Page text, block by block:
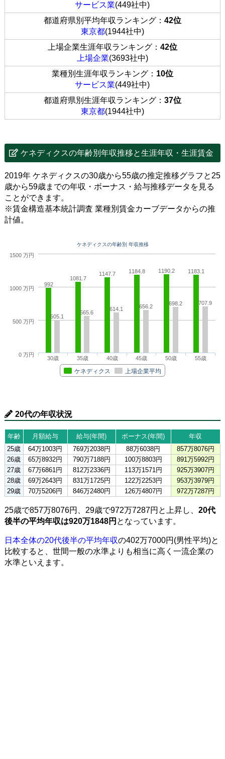
サービス業(449社中)
都道府県別平均年収ランキング： 42位
東京都(1944社中)
上場企業生涯年収ランキング： 42位
上場企業(3693社中)
業種別生涯年収ランキング： 10位
サービス業(449社中)
都道府県別生涯年収ランキング： 37位
東京都(1944社中)
ケネディクスの年齢別年収推移と生涯年収・生涯賃金
2019年 ケネディクスの30歳から55歳の推定推移グラフと25
歳から59歳までの年収・ボーナス・給与推移データを見る
ことができます。
※賃金構造基本統計調査 業種別賃金カーブデータからの推
計値。
ケネディクスの年齢別 年収推移
992
1081.7
1147.7 1184.8 1190.2 1183.1
505.1
565.6
614.1 656.2 698.2 707.9
ケネディクス 上場企業平均
30歳 35歳 40歳 45歳 50歳 55歳
0 万円
500 万円
1000 万円
1500 万円
20代の年収状況
年齢 月額給与 給与(年間) ボーナス(年間)
年収
25歳
64万1003円 769万2038円 88万6038円
857万8076円
26歳
65万8932円 790万7188円 100万8803円
891万5992円
27歳
67万6861円 812万2336円 113万1571円
925万3907円
28歳
69万2643円 831万1725円 122万2253円
953万3979円
29歳
70万5206円 846万2480円 126万4807円 972万7287円
25歳で857万8076円、29歳で972万7287円と上昇し、 20代
後半の平均年収は920万1848円 となっています。
日本全体の20代後半の平均年収の402万7000円(男性平均)と
比較すると、世間一般の水準よりも相当に高く一流企業の
水準といえます。